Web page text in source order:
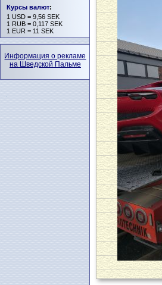
Курсы валют:
1 USD = 9,56 SEK
1 RUB = 0,117 SEK
1 EUR = 11 SEK
Информация о рекламе
на Шведской Пальме